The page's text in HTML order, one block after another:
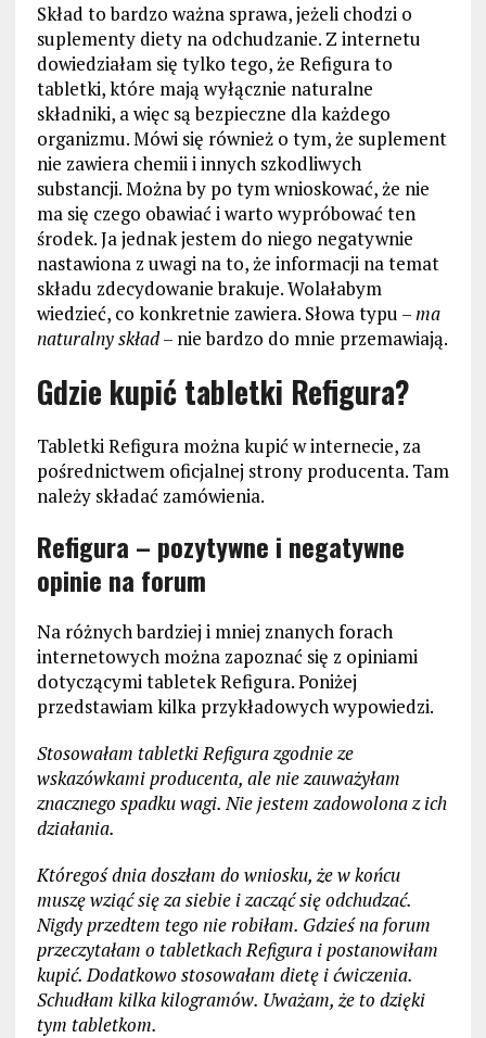
Skład to bardzo ważna sprawa, jeżeli chodzi o
suplementy diety na odchudzanie. Z internetu
dowiedziałam się tylko tego, że Refigura to
tabletki, które mają wyłącznie naturalne
składniki, a więc są bezpieczne dla każdego
organizmu. Mówi się również o tym, że suplement
nie zawiera chemii i innych szkodliwych
substancji. Można by po tym wnioskować, że nie
ma się czego obawiać i warto wypróbować ten
środek. Ja jednak jestem do niego negatywnie
nastawiona z uwagi na to, że informacji na temat
składu zdecydowanie brakuje. Wolałabym
wiedzieć, co konkretnie zawiera. Słowa typu –ma
naturalny skład– nie bardzo do mnie przemawiają.
Gdzie kupić tabletki Refigura?
Tabletki Refigura można kupić w internecie, za
pośrednictwem oficjalnej strony producenta. Tam
należy składać zamówienia.
Refigura – pozytywne i negatywne
opinie na forum
Na różnych bardziej i mniej znanych forach
internetowych można zapoznać się z opiniami
dotyczącymi tabletek Refigura. Poniżej
przedstawiam kilka przykładowych wypowiedzi.
Stosowałam tabletki Refigura zgodnie ze
wskazówkami producenta, ale nie zauważyłam
znacznego spadku wagi. Nie jestem zadowolona z ich
działania.
Któregoś dnia doszłam do wniosku, że w końcu
muszę wziąć się za siebie i zacząć się odchudzać.
Nigdy przedtem tego nie robiłam. Gdzieś na forum
przeczytałam o tabletkach Refigura i postanowiłam
kupić. Dodatkowo stosowałam dietę i ćwiczenia.
Schudłam kilka kilogramów. Uważam, że to dzięki
tym tabletkom.